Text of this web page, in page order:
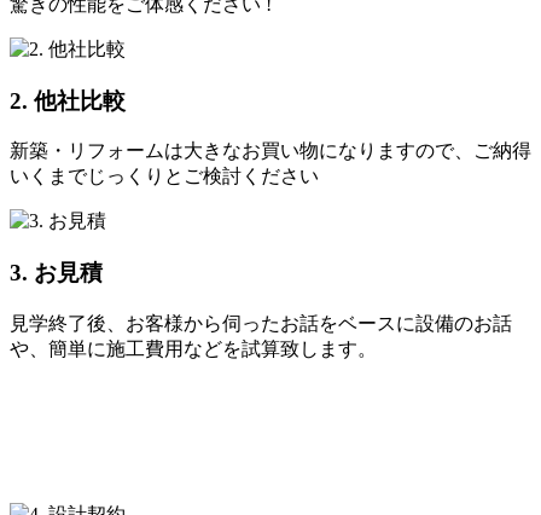
2. 他社比較
新築・リフォームは大きなお買い物になりますので、ご納得
いくまでじっくりとご検討ください
3. お見積
見学終了後、お客様から伺ったお話をベースに設備のお話
や、簡単に施工費用などを試算致します。